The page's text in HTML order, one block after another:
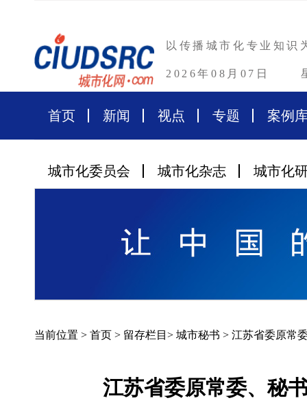
以传播城市化专业知识
2026年08月07日
首页 新闻 视点 专题 案例
城市化委员会 城市化杂志 城市化
当前位置 > 首页 > 留存栏目 > 城市秘书 > 江苏省委原常
江苏省委原常委、秘